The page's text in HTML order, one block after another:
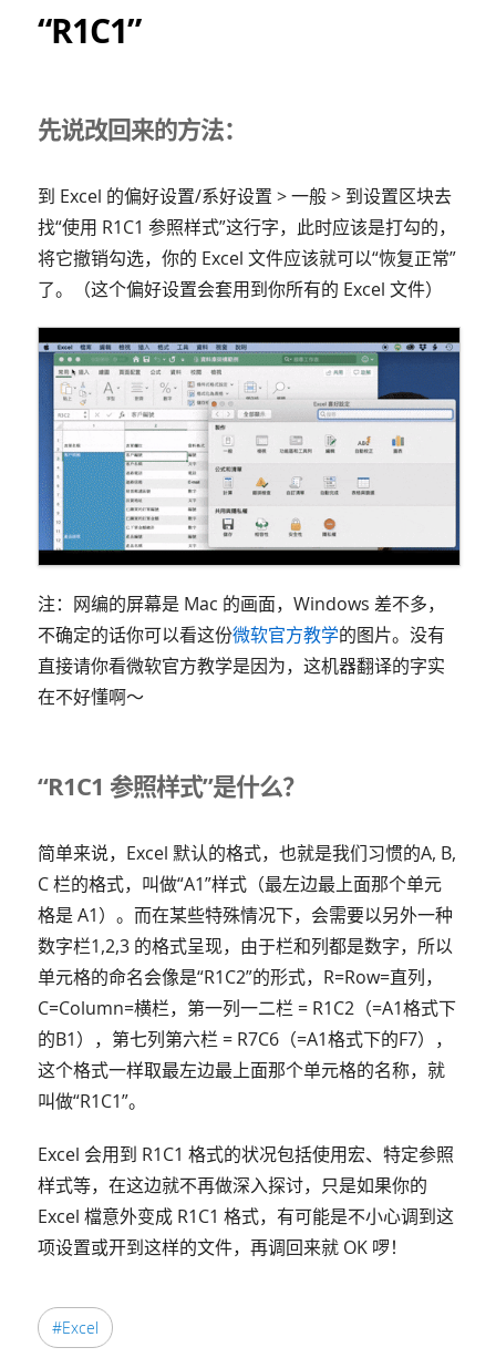
“R1C1”
先说改回来的方法：
到 Excel 的偏好设置/系好设置 > 一般 > 到设置区块去
找“使用 R1C1 参照样式”这行字，此时应该是打勾的，
将它撤销勾选，你的 Excel 文件应该就可以“恢复正常”
了。（这个偏好设置会套用到你所有的 Excel 文件）
注：网编的屏幕是 Mac 的画面，Windows 差不多，
不确定的话你可以看这份微软官方教学的图片。没有
直接请你看微软官方教学是因为，这机器翻译的字实
在不好懂啊～
“R1C1 参照样式”是什么？
简单来说，Excel 默认的格式，也就是我们习惯的A, B,
C 栏的格式，叫做“A1”样式（最左边最上面那个单元
格是 A1）。而在某些特殊情况下，会需要以另外一种
数字栏1,2,3 的格式呈现，由于栏和列都是数字，所以
单元格的命名会像是“R1C2”的形式，R=Row=直列，
C=Column=横栏，第一列一二栏 = R1C2（=A1格式下
的B1），第七列第六栏 = R7C6（=A1格式下的F7），
这个格式一样取最左边最上面那个单元格的名称，就
叫做“R1C1”。
Excel 会用到 R1C1 格式的状况包括使用宏、特定参照
样式等，在这边就不再做深入探讨，只是如果你的
Excel 檔意外变成 R1C1 格式，有可能是不小心调到这
项设置或开到这样的文件，再调回来就 OK 啰！
#Excel